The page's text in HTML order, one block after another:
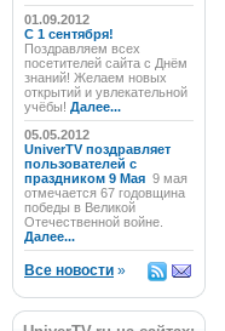
01.09.2012
C 1 сентября!
Поздравляем всех
посетителей сайта с Днём
знаний! Желаем новых
открытий и увлекательной
учёбы! Далее...
05.05.2012
UniverTV поздравляет
пользователей с
праздником 9 Мая 9 мая
отмечается 67 годовщина
победы в Великой
Отечественной войне.
Далее...
Все новости »